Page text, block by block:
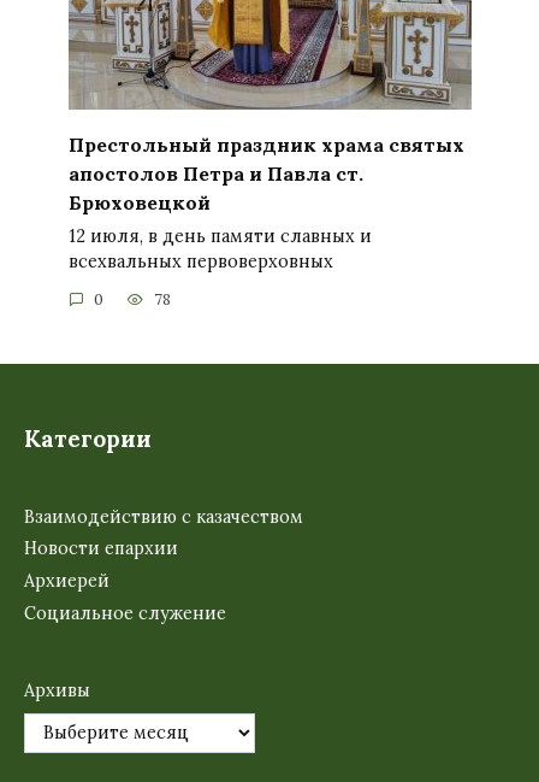
Престольный праздник храма святых
апостолов Петра и Павла ст.
Брюховецкой
12 июля, в день памяти славных и
всехвальных первоверховных
0 78
Категории
Взаимодействию с казачеством
Новости епархии
Архиерей
Социальное служение
Архивы